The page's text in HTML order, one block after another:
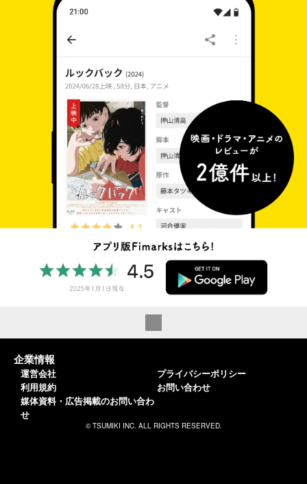
企業情報
運営会社
利用規約
媒体資料・広告掲載のお問い合わ
せ
プライバシーポリシー
お問い合わせ
© TSUMIKI INC. ALL RIGHTS RESERVED.